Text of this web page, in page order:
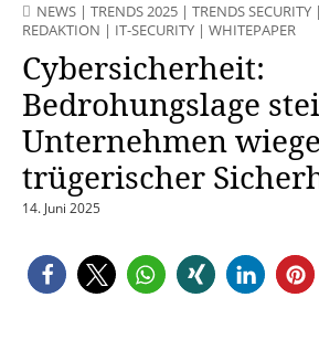
NEWS | TRENDS 2025 | TRENDS SECURITY |
REDAKTION | IT-SECURITY | WHITEPAPER
Cybersicherheit:
Bedrohungslage
Unternehmen
trügerischer
14. Juni 2025